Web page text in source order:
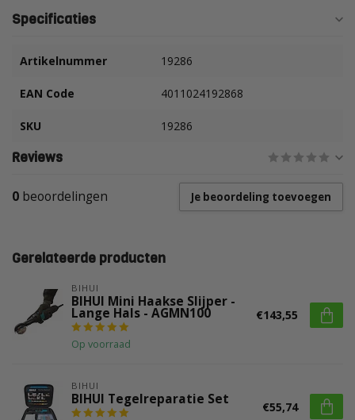
Specificaties
Artikelnummer 19286
EAN Code 4011024192868
SKU 19286
Reviews
0 beoordelingen Je beoordeling toevoegen
Gerelateerde producten
BIHUI
BIHUI Mini Haakse Slijper -
Lange Hals - AGMN100
Op voorraad
€143,55
BIHUI
BIHUI Tegelreparatie Set €55,74